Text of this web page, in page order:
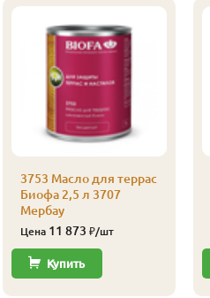
3753 Масло для террас
Биофа 2,5 л 3707
Мербау
Цена 11 873 ₽/шт
Купить